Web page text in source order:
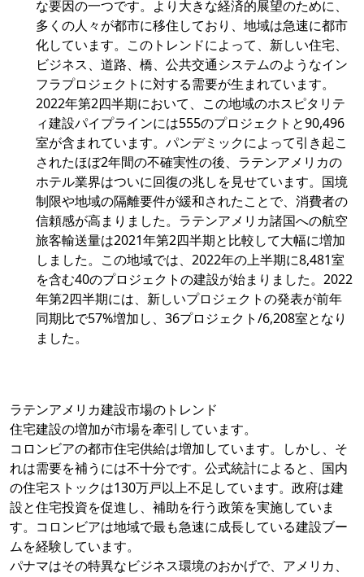
な要因の一つです。より大きな経済的展望のために、
多くの人々が都市に移住しており、地域は急速に都市
化しています。このトレンドによって、新しい住宅、
ビジネス、道路、橋、公共交通システムのようなイン
フラプロジェクトに対する需要が生まれています。
2022年第2四半期において、この地域のホスピタリテ
ィ建設パイプラインには555のプロジェクトと90,496
室が含まれています。パンデミックによって引き起こ
されたほぼ2年間の不確実性の後、ラテンアメリカの
ホテル業界はついに回復の兆しを見せています。国境
制限や地域の隔離要件が緩和されたことで、消費者の
信頼感が高まりました。ラテンアメリカ諸国への航空
旅客輸送量は2021年第2四半期と比較して大幅に増加
しました。この地域では、2022年の上半期に8,481室
を含む40のプロジェクトの建設が始まりました。2022
年第2四半期には、新しいプロジェクトの発表が前年
同期比で57%増加し、36プロジェクト/6,208室となり
ました。
ラテンアメリカ建設市場のトレンド
住宅建設の増加が市場を牽引しています。
コロンビアの都市住宅供給は増加しています。しかし、そ
れは需要を補うには不十分です。公式統計によると、国内
の住宅ストックは130万戸以上不足しています。政府は建
設と住宅投資を促進し、補助を行う政策を実施していま
す。コロンビアは地域で最も急速に成長している建設ブー
ムを経験しています。
パナマはその特異なビジネス環境のおかげで、アメリカ、